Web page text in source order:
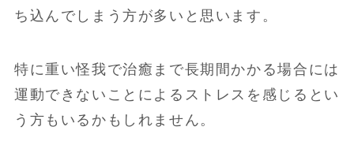
ち込んでしまう方が多いと思います。
特に重い怪我で治癒まで長期間かかる場合には
運動できないことによるストレスを感じるとい
う方もいるかもしれません。